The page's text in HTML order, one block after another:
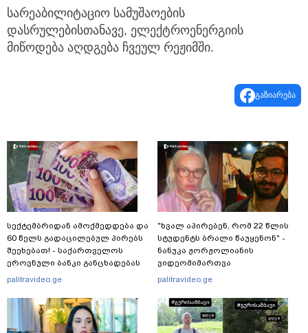
სარეაბილიტაციო სამუშაოების
დასრულებისთანავე, ელექტროენერგიის
მიწოდება აღდგება ჩვეულ რეჟიმში.
გაზიარება
სექტემბრიდან ამოქმედდება და
60 წელს გადაცილებულ პირებს
შეეხებათ! - საქართველოს
ეროვნული ბანკი განცხადებას
ავრცელებს
palitravideo.ge
"ხვალ აპირებენ, რომ 22 წლის
სტუდენტს ბრალი წაუყენონ" -
ნანუკა ჟორჟოლიანის
ვიდეომიმართვა
palitravideo.ge